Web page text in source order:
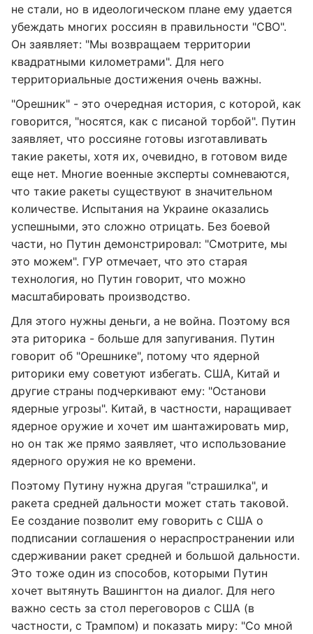
не стали, но в идеологическом плане ему удается
убеждать многих россиян в правильности "СВО".
Он заявляет: "Мы возвращаем территории
квадратными километрами". Для него
территориальные достижения очень важны.
"Орешник" - это очередная история, с которой, как
говорится, "носятся, как с писаной торбой". Путин
заявляет, что россияне готовы изготавливать
такие ракеты, хотя их, очевидно, в готовом виде
еще нет. Многие военные эксперты сомневаются,
что такие ракеты существуют в значительном
количестве. Испытания на Украине оказались
успешными, это сложно отрицать. Без боевой
части, но Путин демонстрировал: "Смотрите, мы
это можем". ГУР отмечает, что это старая
технология, но Путин говорит, что можно
масштабировать производство.
Для этого нужны деньги, а не война. Поэтому вся
эта риторика - больше для запугивания. Путин
говорит об "Орешнике", потому что ядерной
риторики ему советуют избегать. США, Китай и
другие страны подчеркивают ему: "Останови
ядерные угрозы". Китай, в частности, наращивает
ядерное оружие и хочет им шантажировать мир,
но он так же прямо заявляет, что использование
ядерного оружия не ко времени.
Поэтому Путину нужна другая "страшилка", и
ракета средней дальности может стать таковой.
Ее создание позволит ему говорить с США о
подписании соглашения о нераспространении или
сдерживании ракет средней и большой дальности.
Это тоже один из способов, которыми Путин
хочет вытянуть Вашингтон на диалог. Для него
важно сесть за стол переговоров с США (в
частности, с Трампом) и показать миру: "Со мной